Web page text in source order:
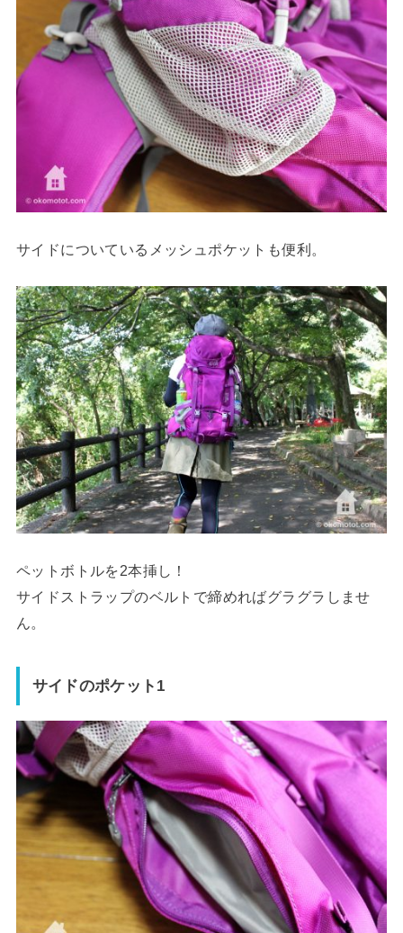
サイドについているメッシュポケットも便利。
ペットボトルを2本挿し！
サイドストラップのベルトで締めればグラグラしませ
ん。
サイドのポケット1